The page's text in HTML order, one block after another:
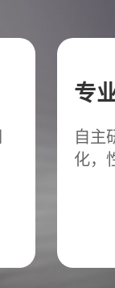
专
自主
化，